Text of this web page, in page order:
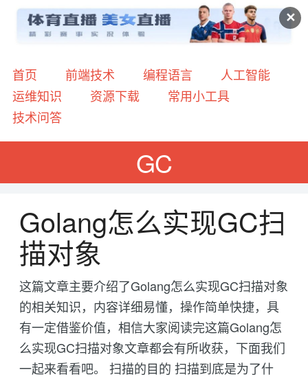
✕
首页 前端技术 编程语言
人工智能
运维知识
资源下载
常用小工具
技术问答
GC
Golang怎么实现GC扫
描对象
这篇文章主要介绍了Golang怎么实现GC扫描对象
的相关知识，内容详细易懂，操作简单快捷，具
有一定借鉴价值，相信大家阅读完这篇Golang怎
么实现GC扫描对象文章都会有所收获，下面我们
一起来看看吧。 扫描的目的 扫描到底是为了什